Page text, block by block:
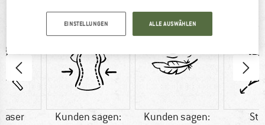
MTB-Hose zum Freeriden und mehr
Kunden sagen:
Kunden sagen:
EINSTELLUNGEN ALLE AUSWÄHLEN